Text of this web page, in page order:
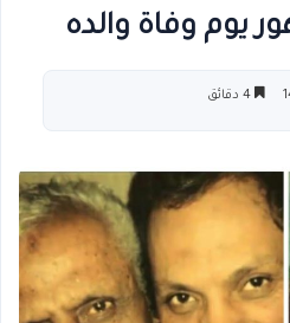
يوم وفاة والده